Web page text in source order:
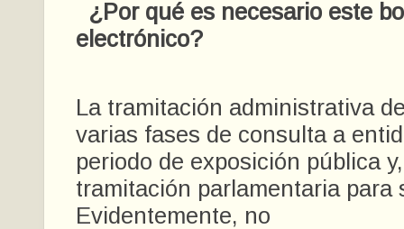
¿Por qué es necesario este
electrónico?
La tramitación administrativa
varias fases de consulta a
periodo de exposición pública
tramitación parlamentaria para
Evidentemente, no